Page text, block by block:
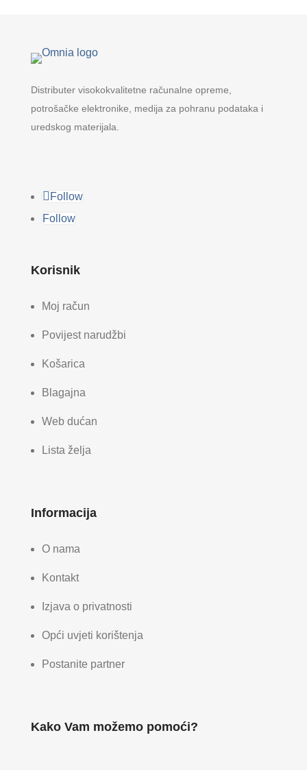
Distributer visokokvalitetne računalne opreme,
potrošačke elektronike, medija za pohranu podataka i
uredskog materijala.
Follow
Follow
Korisnik
Moj račun
Povijest narudžbi
Košarica
Blagajna
Web dućan
Lista želja
Informacija
O nama
Kontakt
Izjava o privatnosti
Opći uvjeti korištenja
Postanite partner
Kako Vam možemo pomoći?